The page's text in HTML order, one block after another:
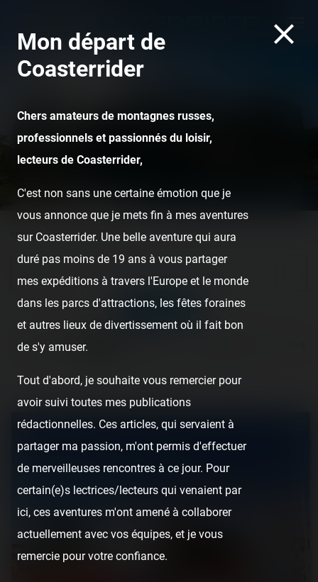
Tonnerre de Zeus - Parc Astérix
Home Posts Reports
SEARCH
All posts Reports
1 … Page 4 … 22
Mon départ de
Coasterrider
Chers amateurs de montagnes russes,
professionnels et passionnés du loisir,
lecteurs de Coasterrider,
C'est non sans une certaine émotion que je
vous annonce que je mets fin à mes aventures
sur Coasterrider. Une belle aventure qui aura
duré pas moins de 19 ans à vous partager
mes expéditions à travers l'Europe et le monde
dans les parcs d'attractions, les fêtes foraines
et autres lieux de divertissement où il fait bon
de s'y amuser.
Tout d'abord, je souhaite vous remercier pour
avoir suivi toutes mes publications
rédactionnelles. Ces articles, qui servaient à
partager ma passion, m'ont permis d'effectuer
de merveilleuses rencontres à ce jour. Pour
certain(e)s lectrices/lecteurs qui venaient par
ici, ces aventures m'ont amené à collaborer
actuellement avec vos équipes, et je vous
remercie pour votre confiance.